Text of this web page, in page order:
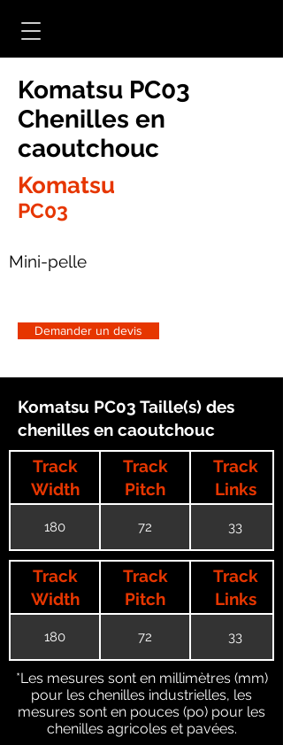
Komatsu PC03
Chenilles en
caoutchouc
Komatsu
PC03
Mini-pelle
Demander un devis
Komatsu PC03 Taille(s) des
chenilles en caoutchouc
Track
Width
Track
Pitch
Track
Links
180 72 33
Track
Width
Track
Pitch
Track
Links
180 72 33
*Les mesures sont en millimètres (mm)
pour les chenilles industrielles, les
mesures sont en pouces (po) pour les
chenilles agricoles et pavées.